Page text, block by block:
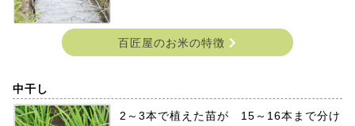
百匠屋のお米の特徴
中干し
2～3本で植えた苗が 15～16本まで分け